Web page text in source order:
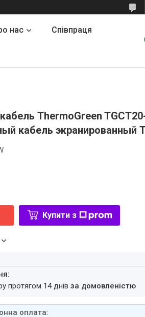
нас Співпраця
ThermoGreen
кабель экранированный
Купити з
протягом 14 днівза домовленістю